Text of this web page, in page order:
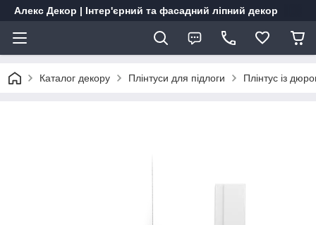
Алекс Декор | Інтер'єрний та фасадний ліпний декор
Каталог декору Плінтуси для підлоги Плінтус із